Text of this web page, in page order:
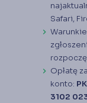
Safari,
Opłatę
konto:
3102